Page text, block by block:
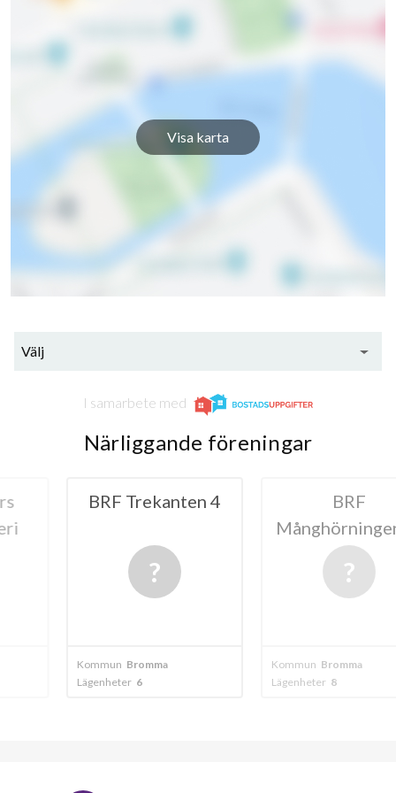
Visa karta
Välj
I samarbete med
Närliggande föreningar
4
BRF
Kommun
Lägenheter
BRF
Kommun
Lägenheter